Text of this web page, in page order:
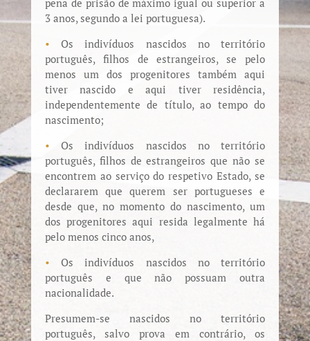
pena de prisão de máximo igual ou superior a
3 anos, segundo a lei portuguesa).
• Os indivíduos nascidos no território
português, filhos de estrangeiros, se pelo
menos um dos progenitores também aqui
tiver nascido e aqui tiver residência,
independentemente de título, ao tempo do
nascimento;
• Os indivíduos nascidos no território
português, filhos de estrangeiros que não se
encontrem ao serviço do respetivo Estado, se
declararem que querem ser portugueses e
desde que, no momento do nascimento, um
dos progenitores aqui resida legalmente há
pelo menos cinco anos,
• Os indivíduos nascidos no território
português e que não possuam outra
nacionalidade.
Presumem-se nascidos no território
português, salvo prova em contrário, os